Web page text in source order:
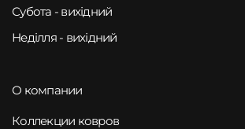
Субота - вихідний
Неділля - вихідний
О компании
Коллекции ковров